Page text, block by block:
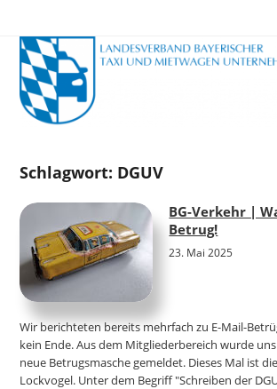
Inhalt
springen
Schlagwort: DGUV
BG-Verkehr |
Betrug!
23. Mai 2025
Wir berichteten bereits mehrfach zu E-Mail-
kein Ende. Aus dem Mitgliederbereich wurde
neue Betrugsmasche gemeldet. Dieses Mal ist
Lockvogel. Unter dem Begriff "Schreiben der